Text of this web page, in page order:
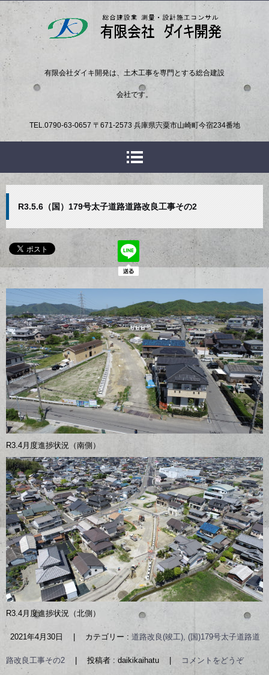
有限会社ダイキ開発は、土木工事を専門とする総合建設
会社です。
TEL. 0790-63-0657 〒671-2573 兵庫県宍粟市山崎町今宿234番地
R3.5.6（国）179号太子道路道路改良工事その2
R3.4月度進捗状況（南側）
R3.4月度進捗状況（北側）
2021年4月30日 カテゴリー : 道路改良(竣工), (国)179号太子道路道
路改良工事その2 投稿者 : daikikaihatu コメントをどうぞ